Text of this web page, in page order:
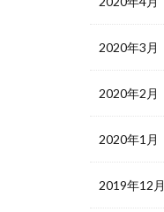
2020年3月
2020年2月
2020年1月
2019年12月